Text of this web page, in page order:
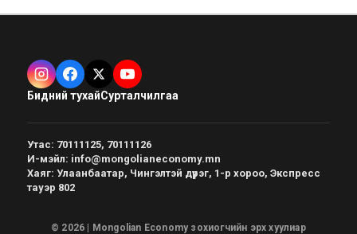
Бидний тухайСурталчилгаа
Утас: 70111125, 70111126
И-мэйл: info@mongolianeconomy.mn
Хаяг: Улаанбаатар, Чингэлтэй дүүрэг, 1-р хороо, Экспресс
тауэр 802
© 2026 | Mongolian Economy зохиогчийн эрх хуулиар